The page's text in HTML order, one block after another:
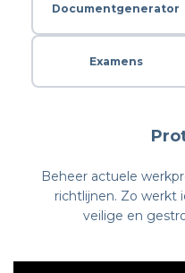
Documentgenerator
Examens
Beheer actuele
richtlijnen. Zo werkt
veilige en